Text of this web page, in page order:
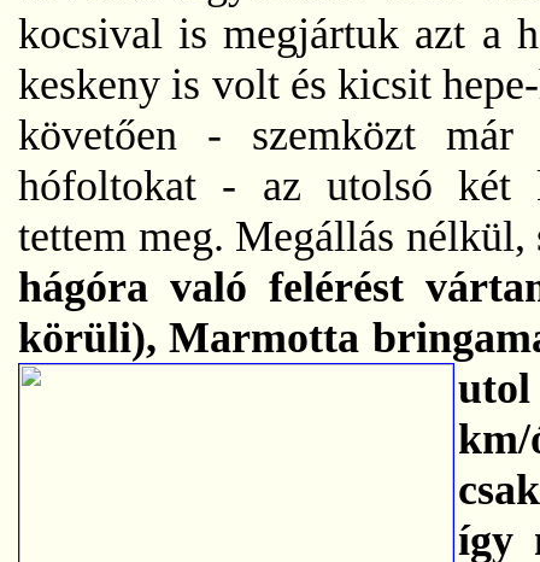
kocsival is megjártuk azt a
keskeny is volt és kicsit
követően - szemközt már
hófoltokat - az utolsó két
tettem meg. Megállás
hágóra való felérést
körüli), Marmotta
utol
km/
így